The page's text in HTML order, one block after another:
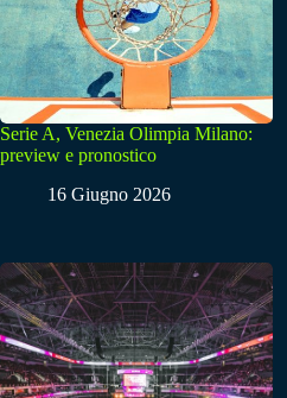
Serie A, Venezia Olimpia Milano:
preview e pronostico
16 Giugno 2026